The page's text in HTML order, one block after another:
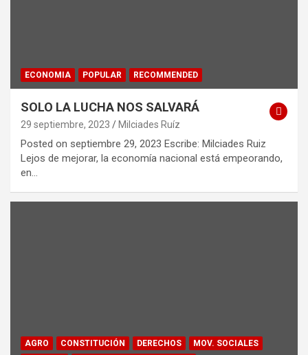
ECONOMIA POPULAR RECOMMENDED
SOLO LA LUCHA NOS SALVARÁ
29 septiembre, 2023 Milciades Ruíz
Posted on septiembre 29, 2023 Escribe: Milciades Ruiz
Lejos de mejorar, la economía nacional está empeorando,
en…
AGRO CONSTITUCIÓN DERECHOS
MOV. SOCIALES